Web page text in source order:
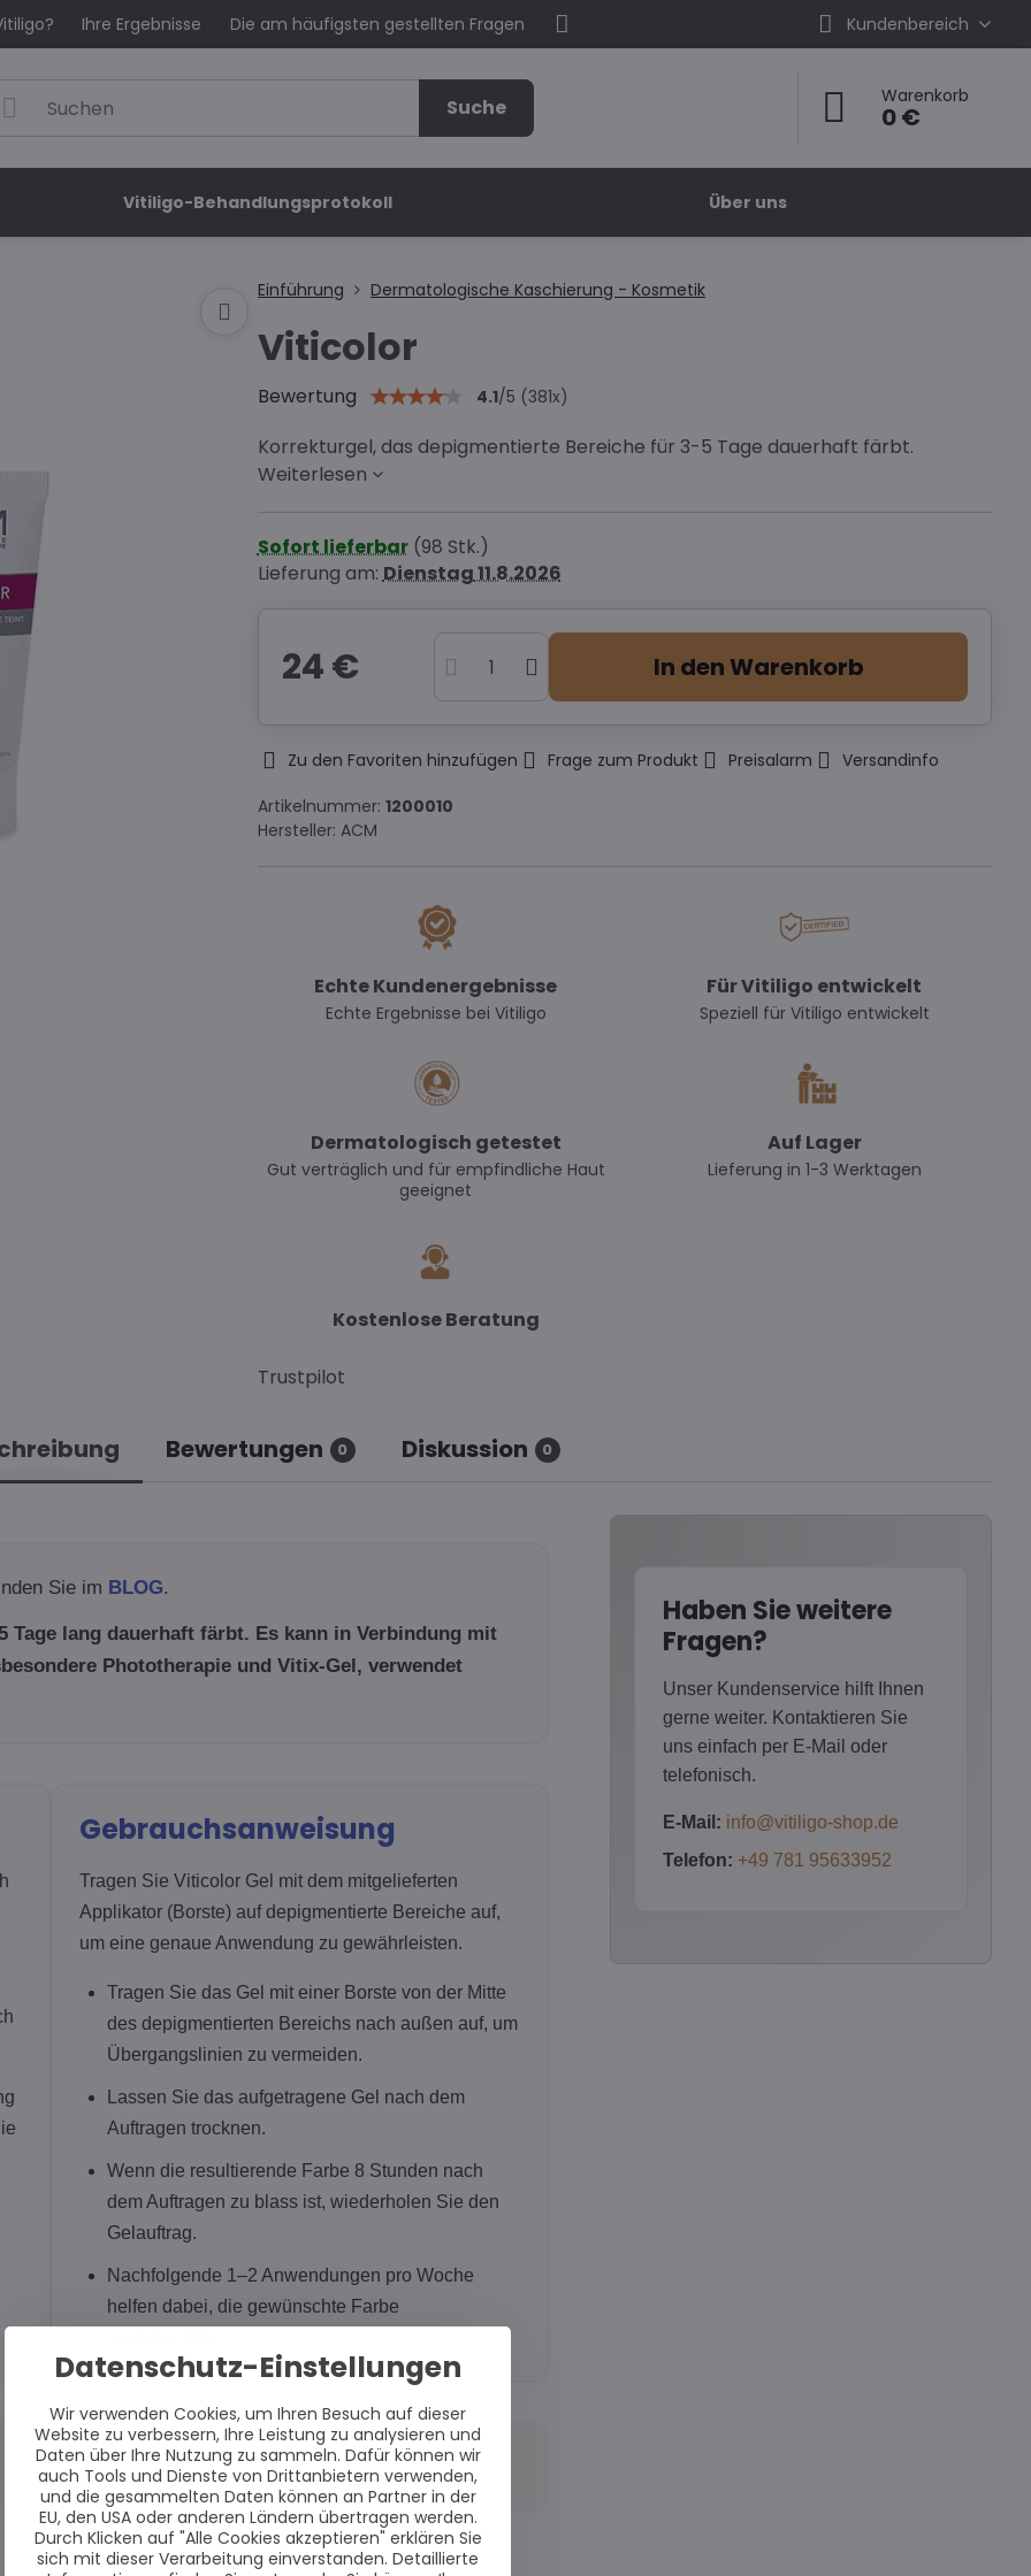
Ihre Ergebnisse Die am häufigsten gestellten Fragen Kundenbereich
Suche Warenkorb
0 €
Vitiligo-Behandlungsprotokoll Über uns
Einführung Dermatologische Kaschierung - Kosmetik
Viticolor
Bewertung 4.1/5 (381x)
Korrekturgel, das depigmentierte Bereiche für 3-5 Tage dauerhaft färbt.
Weiterlesen
Sofort lieferbar (98 Stk.)
Lieferung am:Dienstag11.8.2026
24 € In den Warenkorb
Zu den Favoriten hinzufügen Frage zum Produkt Preisalarm
Versandinfo
Artikelnummer: 1200010
Hersteller: ACM
Echte Kundenergebnisse
Echte Ergebnisse bei Vitiligo
Für Vitiligo entwickelt
Speziell für Vitiligo entwickelt
Dermatologisch getestet
Gut verträglich und für empfindliche Haut
geeignet
Auf Lager
Lieferung in 1-3 Werktagen
Kostenlose Beratung
Trustpilot
Bewertungen 0 Diskussion 0
Sie im BLOG.
lang dauerhaft färbt. Es kann in Verbindung mit
Phototherapie und Vitix-Gel, verwendet
Gebrauchsanweisung
Tragen Sie Viticolor Gel mit dem mitgelieferten
Applikator (Borste) auf depigmentierte Bereiche auf,
um eine genaue Anwendung zu gewährleisten.
Tragen Sie das Gel mit einer Borste von der Mitte
des depigmentierten Bereichs nach außen auf, um
Übergangslinien zu vermeiden.
Lassen Sie das aufgetragene Gel nach dem
Auftragen trocknen.
Wenn die resultierende Farbe 8 Stunden nach
dem Auftragen zu blass ist, wiederholen Sie den
Gelauftrag.
Nachfolgende 1–2 Anwendungen pro Woche
helfen dabei, die gewünschte Farbe
Haben Sie weitere
Fragen?
Unser Kundenservice hilft Ihnen
gerne weiter. Kontaktieren Sie
uns einfach per E-Mail oder
telefonisch.
E-Mail: info@vitiligo-shop.de
Telefon: +49 781 95633952
Datenschutz-Einstellungen
Wir verwenden Cookies, um Ihren Besuch auf dieser
Website zu verbessern, Ihre Leistung zu analysieren und
Daten über Ihre Nutzung zu sammeln. Dafür können wir
auch Tools und Dienste von Drittanbietern verwenden,
und die gesammelten Daten können an Partner in der
EU, den USA oder anderen Ländern übertragen werden.
Durch Klicken auf "Alle Cookies akzeptieren" erklären Sie
sich mit dieser Verarbeitung einverstanden. Detaillierte